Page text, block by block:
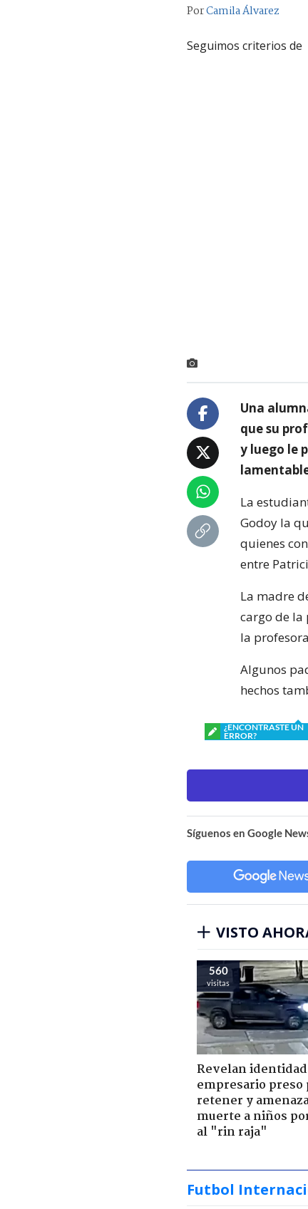
PorCamila Álvarez
Seguimos criterios de
Una
que su
y luego le
La
Godoy la
quienes
entre
La madre
cargo de la
la
Algunos
hechos
¿ENCONTRASTE UN
ERROR?
Síguenos en Google
VISTO
560
visitas
Revelan
empresario preso
retener y
muerte a niños
al "rin raja"
Futbol